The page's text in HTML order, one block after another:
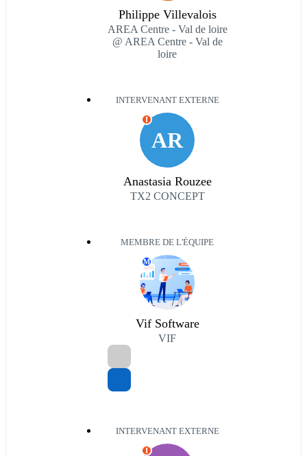
Philippe Villevalois
AREA Centre - Val de loire
@ AREA Centre - Val de
loire
INTERVENANT EXTERNE
AR
I
Anastasia Rouzee
TX2 CONCEPT
MEMBRE DE L'ÉQUIPE
M
Vif Software
VIF
INTERVENANT EXTERNE
I